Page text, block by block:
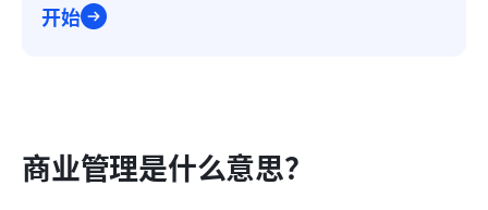
开始
商业管理是什么意思？